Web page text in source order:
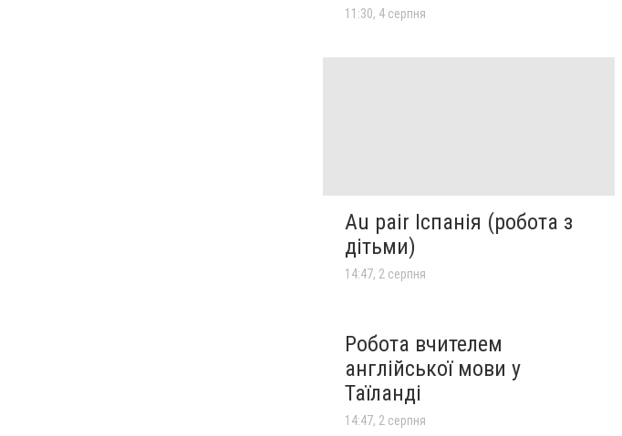
11:30, 4 серпня
Au pair Іспанія (робота з
дітьми)
14:47, 2 серпня
Робота вчителем
англійської мови у
Таїланді
14:47, 2 серпня